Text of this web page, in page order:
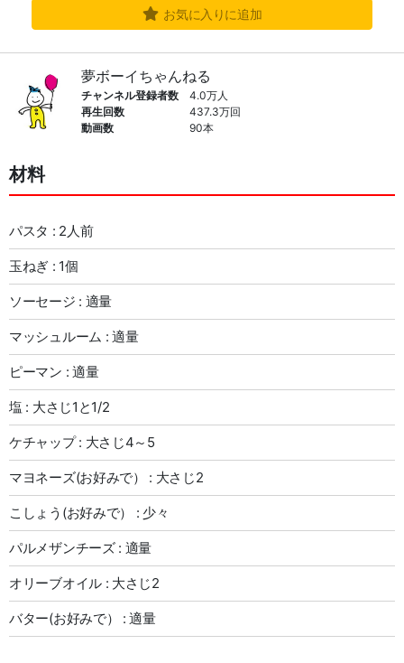
お気に入りに追加
夢ボーイちゃんねる
チャンネル登録者数
4.0万人
再生回数
437.3万回
動画数
90本
材料
パスタ : 2人前
玉ねぎ : 1個
ソーセージ : 適量
マッシュルーム : 適量
ピーマン : 適量
塩 : 大さじ1と1/2
ケチャップ : 大さじ4～5
マヨネーズ(お好みで） : 大さじ2
こしょう(お好みで） : 少々
パルメザンチーズ : 適量
オリーブオイル : 大さじ2
バター(お好みで） : 適量